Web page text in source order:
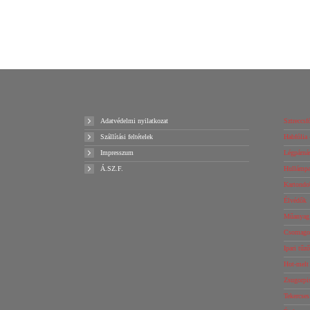
Adatvédelmi nyilatkozat
Szállítási feltételek
Impresszum
Á.SZ.F.
Habfólia
Élvédők
Ipari
Hot-melt